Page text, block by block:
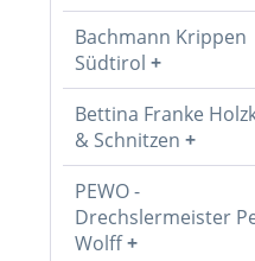
Bachmann Krippen
Südtirol
Bettina Franke
& Schnitzen
PEWO -
Drechslermeister
Wolff